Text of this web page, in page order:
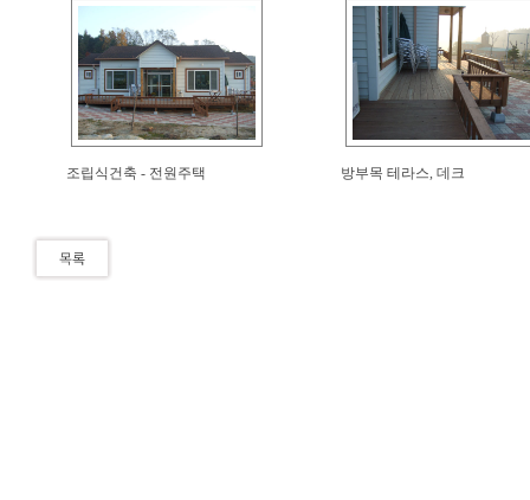
조립식건축 - 전원주택 방부목 테라스, 데크